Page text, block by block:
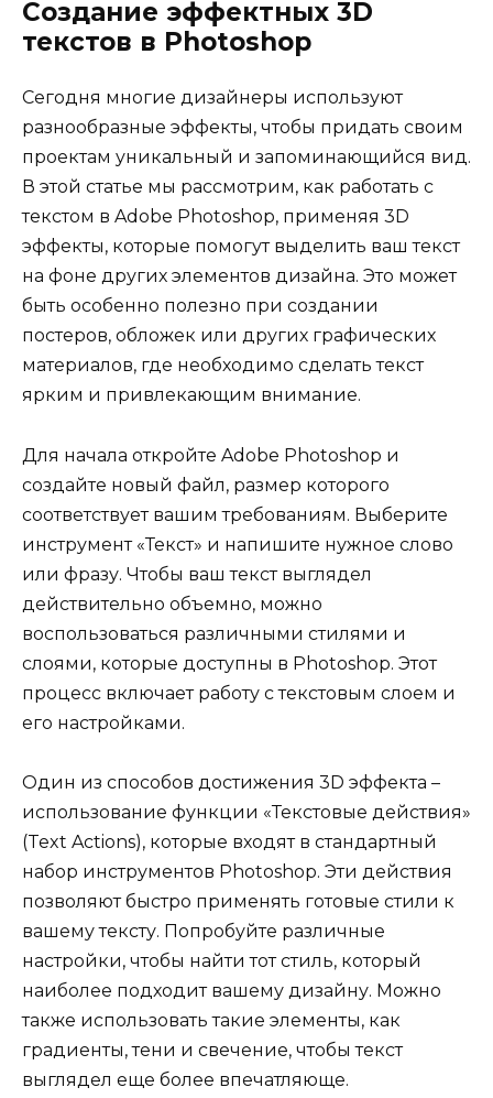
Создание эффектных 3D
текстов в Photoshop
Сегодня многие дизайнеры используют
разнообразные эффекты, чтобы придать своим
проектам уникальный и запоминающийся вид.
В этой статье мы рассмотрим, как работать с
текстом в Adobe Photoshop, применяя 3D
эффекты, которые помогут выделить ваш текст
на фоне других элементов дизайна. Это может
быть особенно полезно при создании
постеров, обложек или других графических
материалов, где необходимо сделать текст
ярким и привлекающим внимание.
Для начала откройте Adobe Photoshop и
создайте новый файл, размер которого
соответствует вашим требованиям. Выберите
инструмент «Текст» и напишите нужное слово
или фразу. Чтобы ваш текст выглядел
действительно объемно, можно
воспользоваться различными стилями и
слоями, которые доступны в Photoshop. Этот
процесс включает работу с текстовым слоем и
его настройками.
Один из способов достижения 3D эффекта –
использование функции «Текстовые действия»
(Text Actions), которые входят в стандартный
набор инструментов Photoshop. Эти действия
позволяют быстро применять готовые стили к
вашему тексту. Попробуйте различные
настройки, чтобы найти тот стиль, который
наиболее подходит вашему дизайну. Можно
также использовать такие элементы, как
градиенты, тени и свечение, чтобы текст
выглядел еще более впечатляюще.